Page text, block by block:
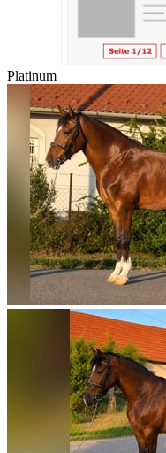
Platinum